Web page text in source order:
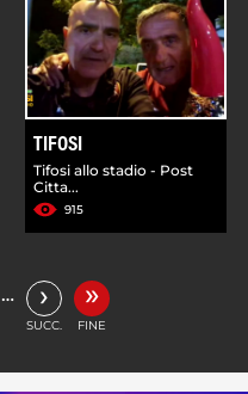
TIFOSI
Tifosi allo stadio - Post
Citta...
915
… ›
SUCC.
»
FINE